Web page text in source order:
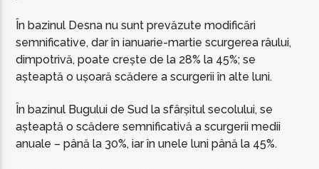
În bazinul Desna nu sunt prevăzute modificări
semnificative, dar în ianuarie-martie scurgerea râului,
dimpotrivă, poate crește de la 28% la 45%; se
așteaptă o ușoară scădere a scurgerii în alte luni.
În bazinul Bugului de Sud la sfârșitul secolului, se
așteaptă o scădere semnificativă a scurgerii medii
anuale – până la 30%, iar în unele luni până la 45%.